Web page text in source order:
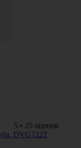
5 • 25 оценок
DVG722T